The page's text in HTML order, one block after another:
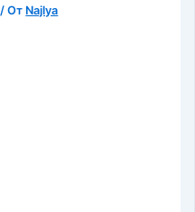
/ От Najlya